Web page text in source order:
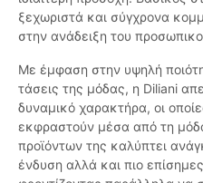
ξεχωριστά και σύγχρονα
στην ανάδειξη του
Με έμφαση στην υψηλή
τάσεις της μόδας, η Diliani
δυναμικό χαρακτήρα, οι
εκφραστούν μέσα από τη
προϊόντων της καλύπτει
ένδυση αλλά και πιο